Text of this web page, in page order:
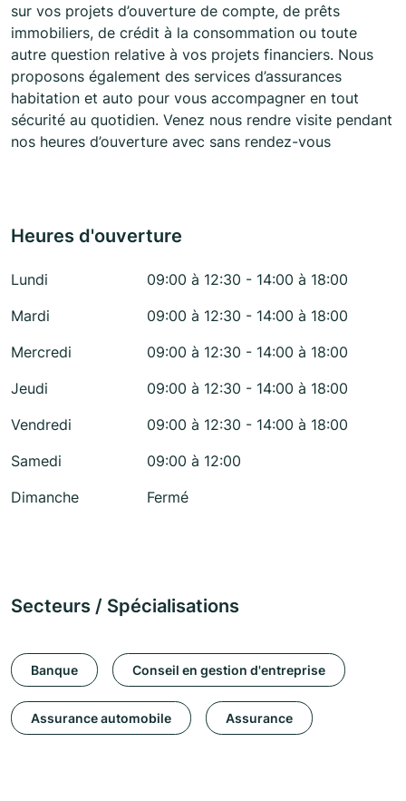
sur vos projets d’ouverture de compte, de prêts
immobiliers, de crédit à la consommation ou toute
autre question relative à vos projets financiers. Nous
proposons également des services d’assurances
habitation et auto pour vous accompagner en tout
sécurité au quotidien. Venez nous rendre visite pendant
nos heures d’ouverture avec sans rendez-vous
Heures d'ouverture
Lundi
09:00 à 12:30 - 14:00 à 18:00
Mardi
09:00 à 12:30 - 14:00 à 18:00
Mercredi
09:00 à 12:30 - 14:00 à 18:00
Jeudi
09:00 à 12:30 - 14:00 à 18:00
Vendredi
09:00 à 12:30 - 14:00 à 18:00
Samedi
09:00 à 12:00
Dimanche
Fermé
Secteurs / Spécialisations
Banque Conseil en gestion d'entreprise
Assurance automobile Assurance